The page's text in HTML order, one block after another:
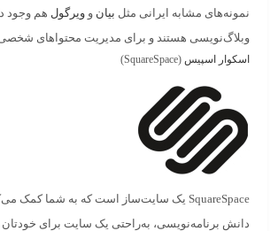
نمونه‌های مشابه ایرانی مثل بیان و ویرگول هم وجود
وبلاگ‌نویسی هستند و برای مدیریت محتواهای شخصی
اسکوار اسپیس (SquareSpace)
SquareSpace یک سایت‌ساز است که به شما کمک
دانش برنامه‌نویسی، به‌راحتی یک سایت برای خودتان